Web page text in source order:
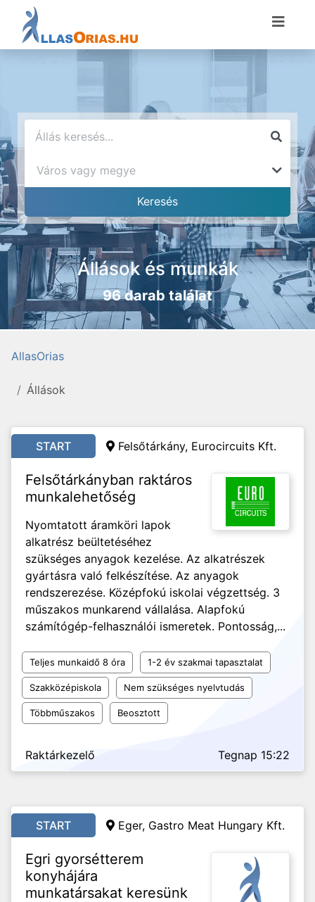
Állások és munkák
96 darab találat
AllasOrias
Állások
START Felsőtárkány, Eurocircuits Kft.
Felsőtárkányban raktáros
munkalehetőség
Nyomtatott áramköri lapok
alkatrész beültetéséhez
szükséges anyagok kezelése. Az alkatrészek
gyártásra való felkészítése. Az anyagok
rendszerezése. Középfokú iskolai végzettség. 3
műszakos munkarend vállalása. Alapfokú
számítógép-felhasználói ismeretek. Pontosság,...
Teljes munkaidő 8 óra 1-2 év szakmai tapasztalat
Szakközépiskola Nem szükséges nyelvtudás
Többműszakos Beosztott
Raktárkezelő Tegnap 15:22
START Eger, Gastro Meat Hungary Kft.
Egri gyorsétterem
konyhájára
munkatársakat keresünk